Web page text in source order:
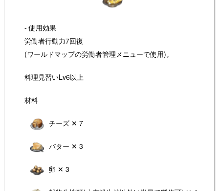
- 使用効果
労働者行動力7回復
(ワールドマップの労働者管理メニューで使用)。
料理見習いLv6以上
材料
チーズ ✕ 7
バター ✕ 3
卵 ✕ 3